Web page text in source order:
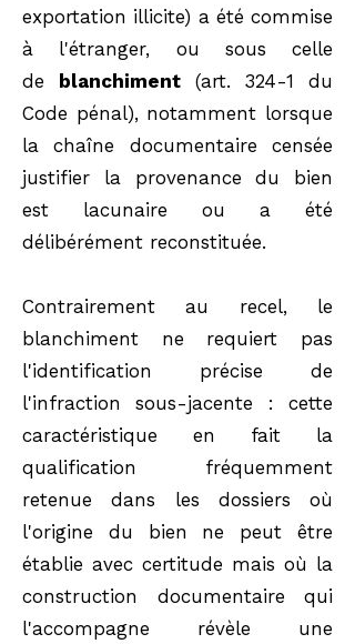
exportation illicite) a été commise
à l'étranger, ou sous celle
de
blanchiment(art. 324-1 du
Code pénal), notamment lorsque
la chaîne documentaire censée
justifier la provenance du bien
est lacunaire ou a été
délibérément reconstituée.
Contrairement au recel, le
blanchiment ne requiert pas
l'identification précise de
l'infraction sous-jacente : cette
caractéristique en fait la
qualification fréquemment
retenue dans les dossiers où
l'origine du bien ne peut être
établie avec certitude mais où la
construction documentaire qui
l'accompagne révèle une